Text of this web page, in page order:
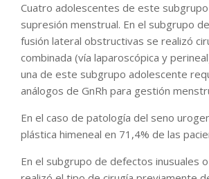
Cuatro adolescentes de este
supresión menstrual. En el subgrupo
fusión lateral obstructivas se realizó
combinada (vía laparoscópica y
una de este subgrupo adolescente
análogos de GnRh para gestión
En el caso de patología del seno
plástica himeneal en 71,4% de las
En el subgrupo de defectos inusuales